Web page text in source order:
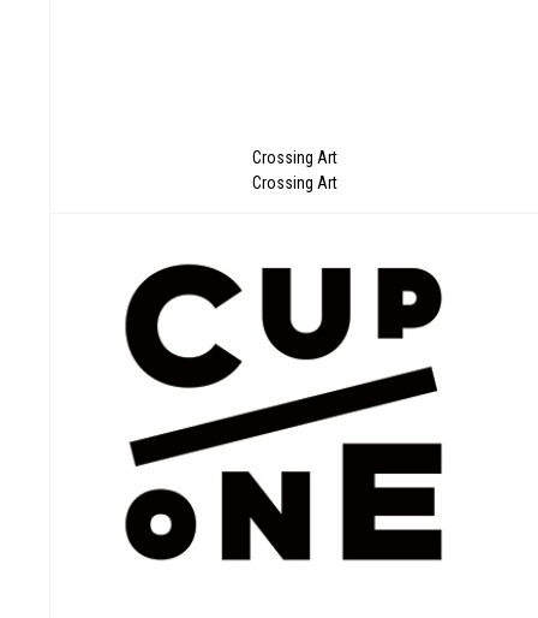
Crossing Art
Crossing Art